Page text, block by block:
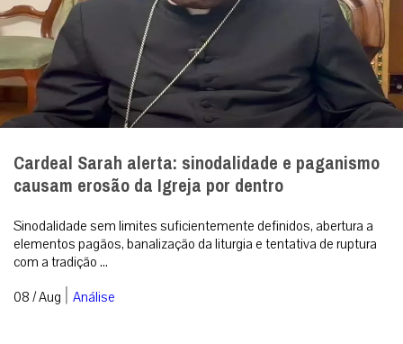
Cardeal Sarah alerta: sinodalidade e paganismo
causam erosão da Igreja por dentro
Sinodalidade sem limites suficientemente definidos, abertura a
elementos pagãos, banalização da liturgia e tentativa de ruptura
com a tradição ...
08 / Aug | Análise